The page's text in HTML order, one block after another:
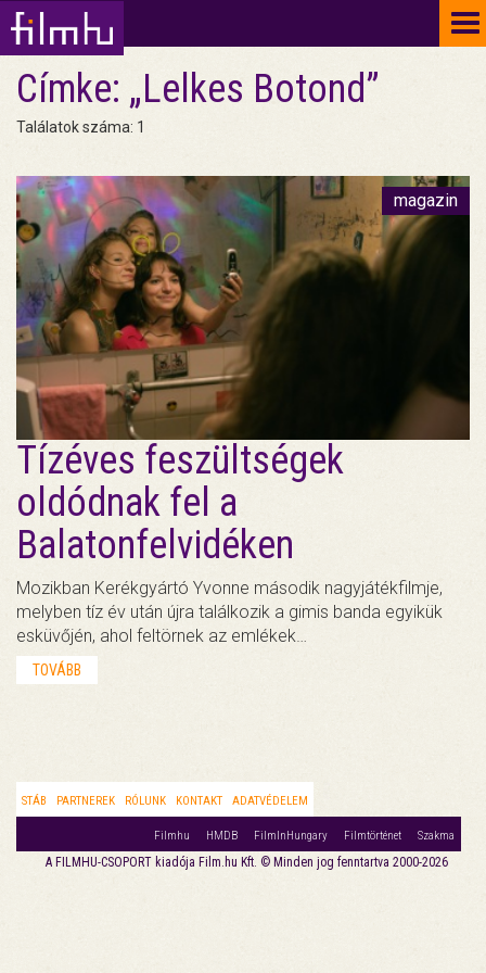
Címke: „Lelkes Botond”
Találatok száma: 1
magazin
Tízéves feszültségek
oldódnak fel a
Balatonfelvidéken
Mozikban Kerékgyártó Yvonne második nagyjátékfilmje,
melyben tíz év után újra találkozik a gimis banda egyikük
esküvőjén, ahol feltörnek az emlékek…
TOVÁBB
STÁB PARTNEREK RÓLUNK KONTAKT ADATVÉDELEM
Filmhu HMDB FilmInHungary Filmtörténet Szakma
A FILMHU-CSOPORT kiadója Film.hu Kft. © Minden jog fenntartva 2000-2026